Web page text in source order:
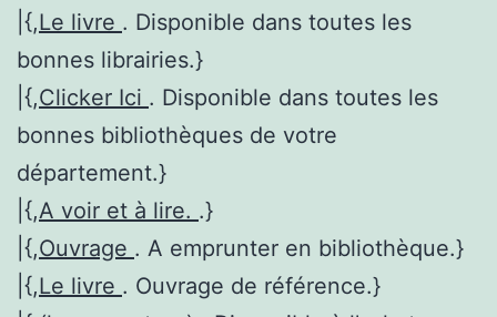
|{,Le livre . Disponible dans toutes les
bonnes librairies.}
|{,Clicker Ici . Disponible dans toutes les
bonnes bibliothèques de votre
département.}
|{,A voir et à lire. .}
|{,Ouvrage . A emprunter en bibliothèque.}
|{,Le livre . Ouvrage de référence.}